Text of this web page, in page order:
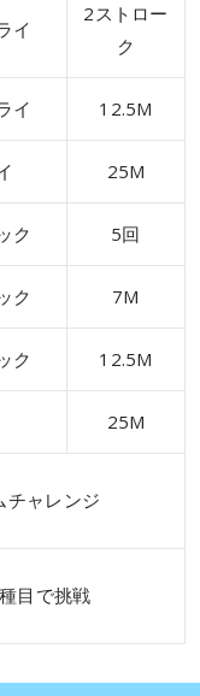
イ
2ストロー
ク
イ 12.5M
25M
ク 5回
ク 7M
ク 12.5M
25M
チャレンジ
目で挑戦